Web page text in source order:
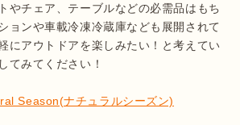
やチェア、テーブルなどの必需品はもち
ョンや車載冷凍冷蔵庫なども展開されて
にアウトドアを楽しみたい！と考えてい
てみてください！
Season(ナチュラルシーズン)